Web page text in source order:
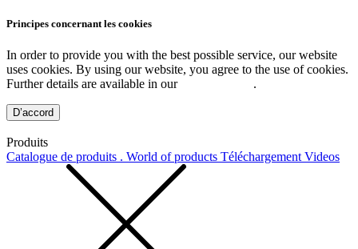
Principes concernant les cookies
In order to provide you with the best possible service, our website
uses cookies. By using our website, you agree to the use of cookies.
Further details are available in our
.
D’accord
Produits
Catalogue de produits . World of products Téléchargement Videos